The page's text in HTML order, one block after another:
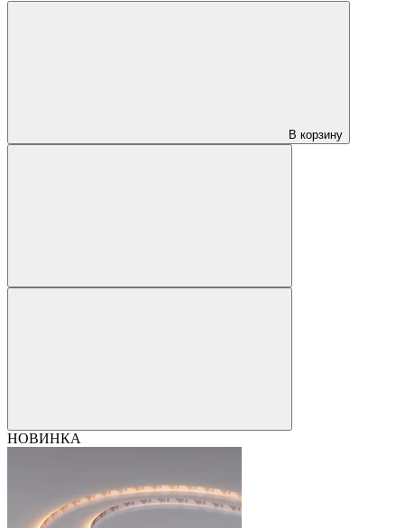
В корзину
НОВИНКА